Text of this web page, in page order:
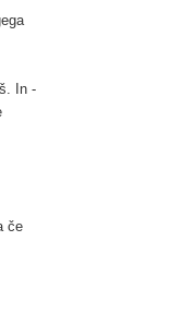
In -
če